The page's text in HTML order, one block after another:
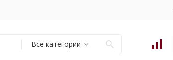
Все категории